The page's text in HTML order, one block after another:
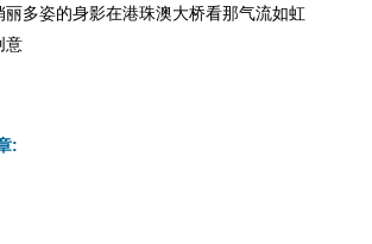
多姿的身影在港珠澳大桥看那气流如虹
意
: